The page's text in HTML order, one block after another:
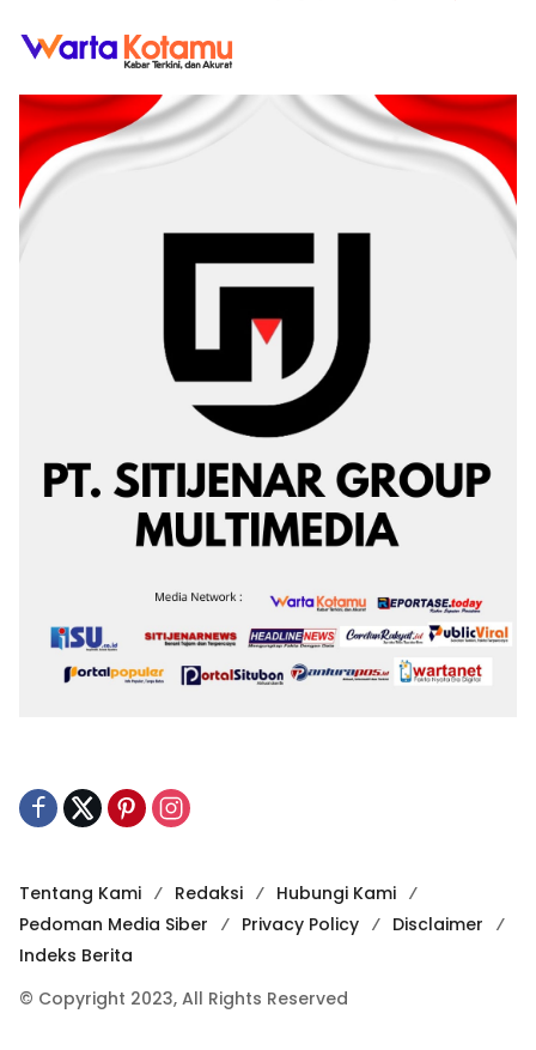
Tentang Kami Redaksi
Hubungi Kami
Pedoman Media Siber
Privacy Policy
Disclaimer
Indeks Berita
© Copyright 2023, All Rights Reserved